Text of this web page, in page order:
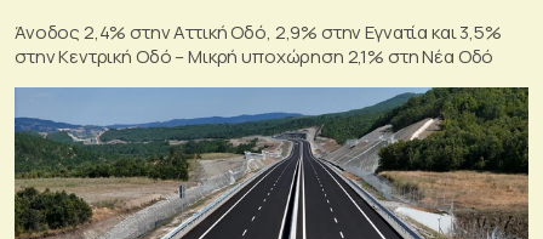
Άνοδος 2,4% στην Αττική Οδό, 2,9% στην Εγνατία και 3,5%
στην Κεντρική Οδό – Μικρή υποχώρηση 2,1% στη Νέα Οδό